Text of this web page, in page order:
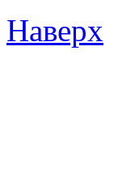
Наверх